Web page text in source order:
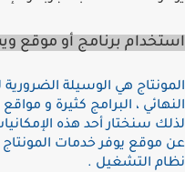
استخدام برنامج أو موقع
المونتاج هي الوسيلة
النهائي ، البرامج كثيرة و
لذلك سنختار أحد هذه
عن موقع يوفر خدمات
نظام التشغيل .